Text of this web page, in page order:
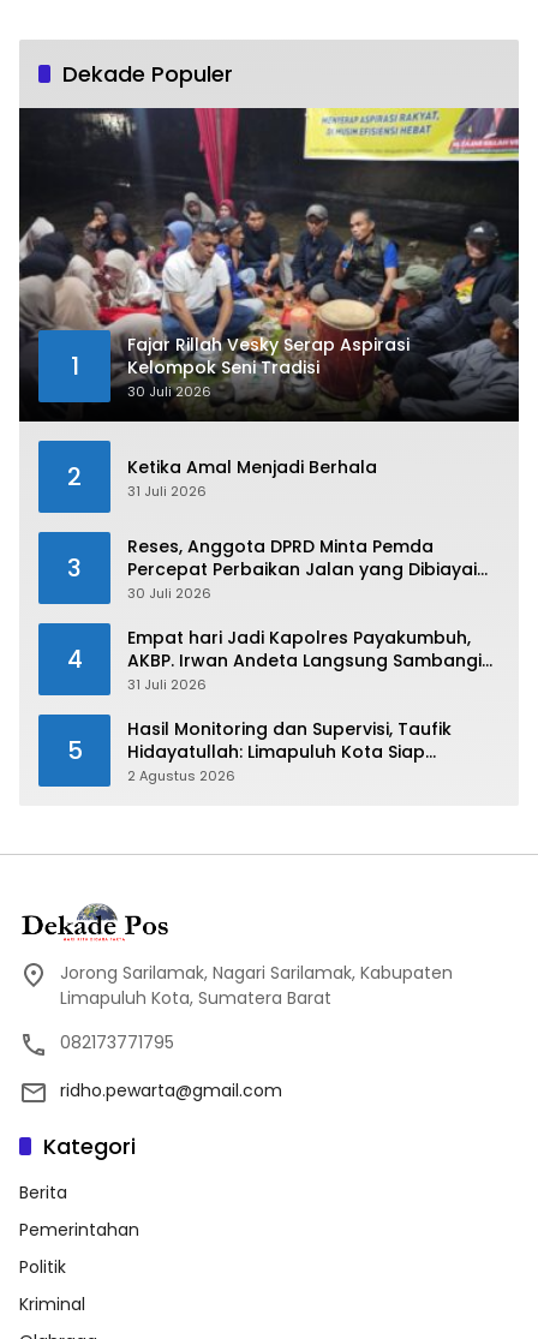
Dekade Populer
1
Fajar Rillah Vesky Serap Aspirasi
Kelompok Seni Tradisi
30 Juli 2026
2 Ketika Amal Menjadi Berhala
31 Juli 2026
3
Reses, Anggota DPRD Minta Pemda
Percepat Perbaikan Jalan yang Dibiayai
Tambahan Dana TKD
30 Juli 2026
4
Empat hari Jadi Kapolres Payakumbuh,
AKBP. Irwan Andeta Langsung Sambangi
PWI Kota Payakumbuh
31 Juli 2026
5
Hasil Monitoring dan Supervisi, Taufik
Hidayatullah: Limapuluh Kota Siap
Kirimkan Atlet Terbaiknya Pada Porprov
2 Agustus 2026
Jorong Sarilamak, Nagari Sarilamak, Kabupaten
Limapuluh Kota, Sumatera Barat
082173771795
ridho.pewarta@gmail.com
Kategori
Berita
Pemerintahan
Politik
Kriminal